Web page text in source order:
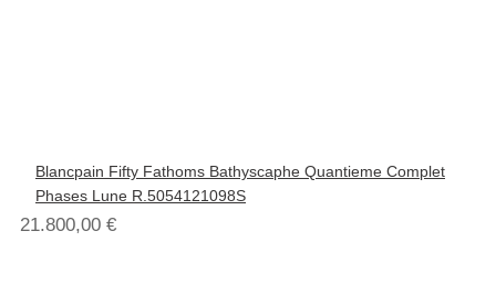
Blancpain Fifty Fathoms Bathyscaphe Quantieme Complet
Phases Lune R.5054121098S
21.800,00 €